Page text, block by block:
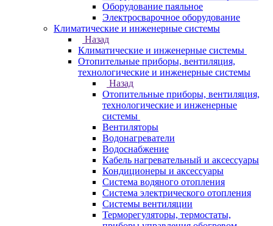
Оборудование паяльное
Электросварочное оборудование
Климатические и инженерные системы
Назад
Климатические и инженерные системы
Отопительные приборы, вентиляция,
технологические и инженерные системы
Назад
Отопительные приборы, вентиляция,
технологические и инженерные
системы
Вентиляторы
Водонагреватели
Водоснабжение
Кабель нагревательный и аксессуары
Кондиционеры и аксессуары
Система водяного отопления
Система электрического отопления
Системы вентиляции
Терморегуляторы, термостаты,